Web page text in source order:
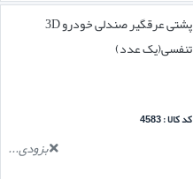
پشتی عرقگیر صندلی خودرو 3D
تنفسی(یک عدد)
کد کالا : 4583
بزودی...